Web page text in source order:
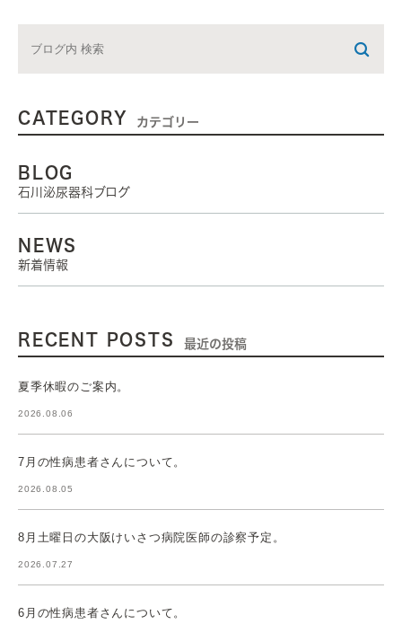
CATEGORY カテゴリー
BLOG
石川泌尿器科ブログ
NEWS
新着情報
RECENT POSTS 最近の投稿
夏季休暇のご案内。
2026.08.06
7月の性病患者さんについて。
2026.08.05
8月土曜日の大阪けいさつ病院医師の診察予定。
2026.07.27
6月の性病患者さんについて。